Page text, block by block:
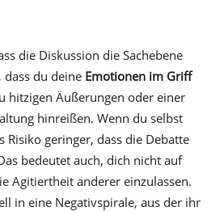
die Diskussion die Sachebene
dass du deine Emotionen im Griff
hitzigen Äußerungen oder einer
hinreißen. Wenn du selbst
Risiko geringer, dass die Debatte
bedeutet auch, dich nicht auf
Agitiertheit anderer einzulassen.
in eine Negativspirale, aus der ihr